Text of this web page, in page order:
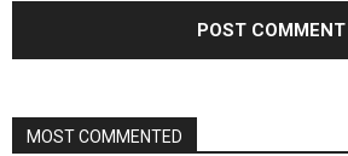
MOST COMMENTED